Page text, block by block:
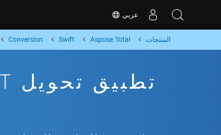
عربي
المنتجات Aspose.Total
Swift
Conversion